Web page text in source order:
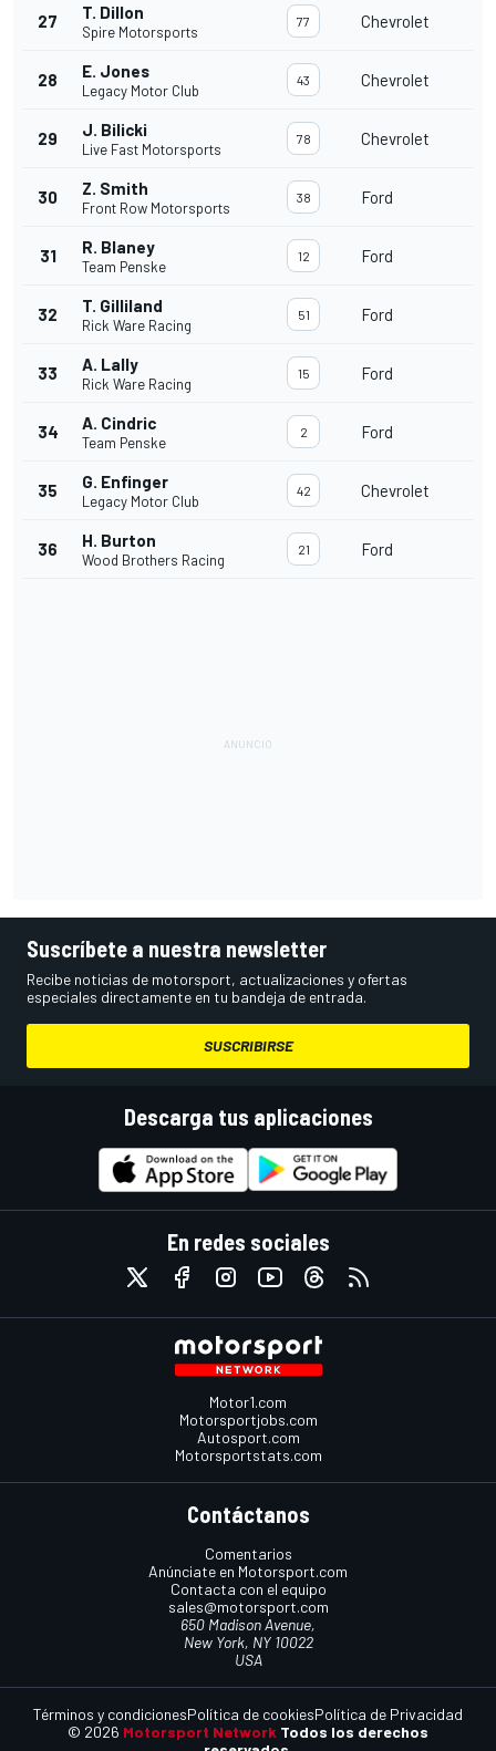
27 T. Dillon
Spire Motorsports
77 Chevrolet
28 E. Jones
Legacy Motor Club
43 Chevrolet
29 J. Bilicki
Live Fast Motorsports
78 Chevrolet
30 Z. Smith
Front Row Motorsports
38 Ford
31 R. Blaney
Team Penske
12 Ford
32 T. Gilliland
Rick Ware Racing
51 Ford
33 A. Lally
Rick Ware Racing
15 Ford
34 A. Cindric
Team Penske
2 Ford
35 G. Enfinger
Legacy Motor Club
42 Chevrolet
36 H. Burton
Wood Brothers Racing
21 Ford
Suscríbete a nuestra newsletter
Recibe noticias de motorsport, actualizaciones y ofertas
especiales directamente en tu bandeja de entrada.
SUSCRIBIRSE
Descarga tus aplicaciones
En redes sociales
Motor1.com
Motorsportjobs.com
Autosport.com
Motorsportstats.com
Contáctanos
Comentarios
Anúnciate en Motorsport.com
Contacta con el equipo
sales@motorsport.com
650 Madison Avenue,
New York, NY 10022
USA
© 2026 Motorsport Network Todos los derechos
Términos y condicionesPolítica de cookiesPolítica de Privacidad